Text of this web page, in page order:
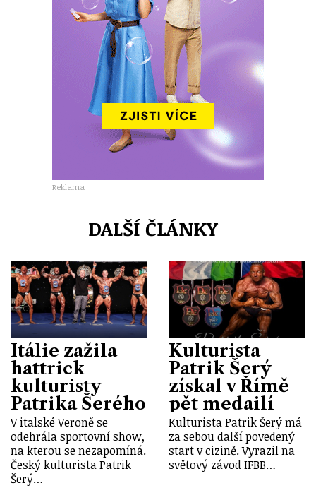
Reklama
DALŠÍ ČLÁNKY
Itálie zažila
hattrick
kulturisty
Patrika Šerého
V italské Veroně se
odehrála sportovní show,
na kterou se nezapomíná.
Český kulturista Patrik
Šerý…
Kulturista
Patrik Šerý
získal v Římě
pět medailí
Kulturista Patrik Šerý má
za sebou další povedený
start v cizině. Vyrazil na
světový závod IFBB…